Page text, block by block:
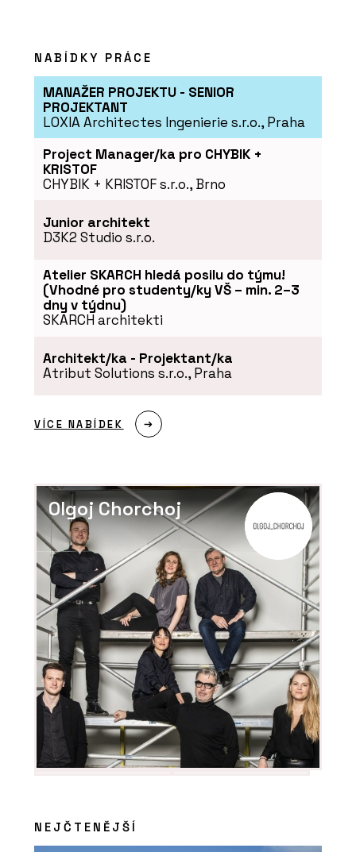
NABÍDKY PRÁCE
MANAŽER PROJEKTU - SENIOR
PROJEKTANT
LOXIA Architectes Ingenierie s.r.o., Praha
Project Manager/ka pro CHYBIK +
KRISTOF
CHYBIK + KRISTOF s.r.o., Brno
Junior architekt
D3K2 Studio s.r.o.
Atelier SKARCH hledá posilu do týmu!
(Vhodné pro studenty/ky VŠ – min. 2–3
dny v týdnu)
SKARCH architekti
Architekt/ka - Projektant/ka
Atribut Solutions s.r.o., Praha
VÍCE NABÍDEK
Olgoj Chorchoj
NEJČTENĚJŠÍ